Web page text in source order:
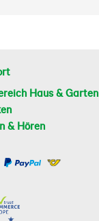
Haus & Garten
& Hören